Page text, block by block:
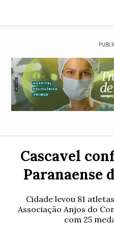
Cascavel
Paranaense
Cidade levou 81
Associação Anjos do
com 25